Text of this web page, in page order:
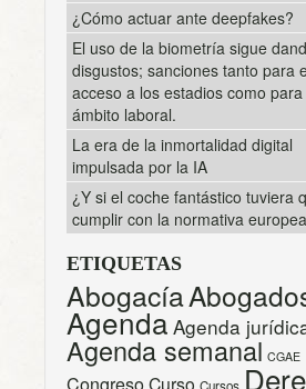
¿Cómo actuar ante deepfakes?
El uso de la biometría sigue
disgustos; sanciones tanto para
acceso a los estadios como para
ámbito laboral.
La era de la inmortalidad digital
impulsada por la IA
¿Y si el coche fantástico tuviera
cumplir con la normativa
ETIQUETAS
Abogacía
Agenda Agenda
Agenda semanal CGAE
CongresoCurso Cursos